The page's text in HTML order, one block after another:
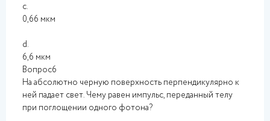
c.
0,66 мкм
d.
6,6 мкм
Вопрос6
На абсолютно черную поверхность перпендикулярно к
ней падает свет. Чему равен импульс, переданный телу
при поглощении одного фотона?